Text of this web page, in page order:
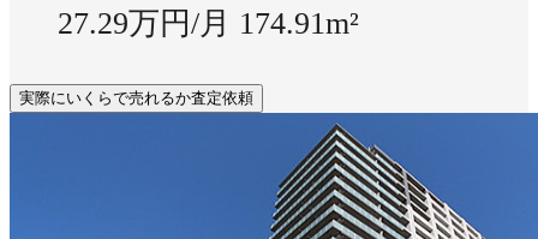
27.29万円/月 174.91m²
実際にいくらで売れるか査定依頼